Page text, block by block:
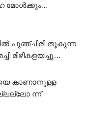
മോൾക്കും…
പുഞ്ചിരി തൂകുന്ന
മിഴികളയച്ചു…
കാണാനുള്ള
ന്ന്